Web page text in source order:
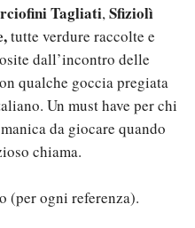
Tagliati,Sfiziolì
tutte verdure raccolte e
dall’incontro delle
qualche goccia pregiata
Un must have per chi
da giocare quando
chiama.
(per ogni referenza).